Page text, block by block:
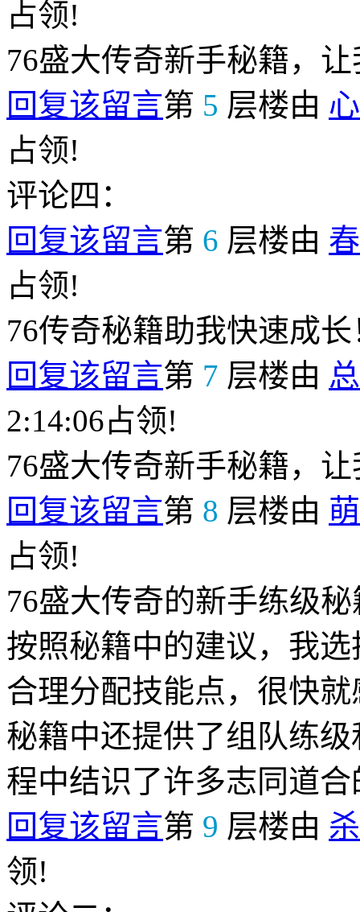
占领!
76盛大传奇新手秘籍，
回复该留言第 5 层楼由
占领!
评论四：
回复该留言第 6 层楼由
占领!
76传奇秘籍助我快速成长
回复该留言第 7 层楼由
2:14:06占领!
76盛大传奇新手秘籍，
回复该留言第 8 层楼由
占领!
76盛大传奇的新手练级
按照秘籍中的建议，我
合理分配技能点，很快
秘籍中还提供了组队练
程中结识了许多志同道
回复该留言第 9 层楼由
领!